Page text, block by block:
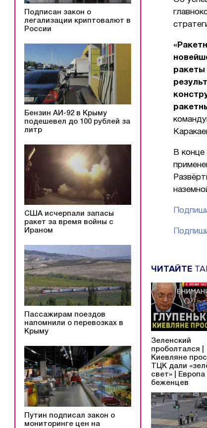
Подписан закон о
легализации криптовалют в
России
Бензин АИ-92 в Крыму
подешевел до 100 рублей за
литр
США исчерпали запасы
ракет за время войны с
Ираном
Пассажирам поездов
напомнили о перевозках в
Крыму
Путин подписал закон о
мониторинге цен на
ракеты
В
ЧИТАЙТЕ
Зеленский
проболтался |
Киевляне
ТЦК дали
свет» | Европа
беженцев